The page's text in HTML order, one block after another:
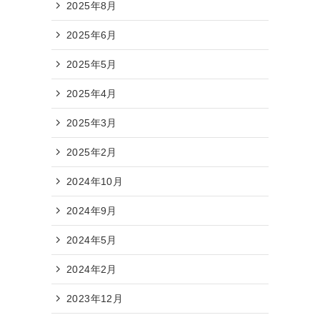
2025年8月
2025年6月
2025年5月
2025年4月
2025年3月
2025年2月
2024年10月
2024年9月
2024年5月
2024年2月
2023年12月